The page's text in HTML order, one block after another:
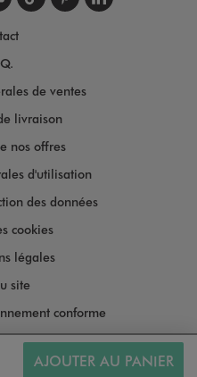
AJOUTER AU PANIER
sur
nous sur
nous sur
nous
Suivez-nous
Suivez-
de ventes
livraison
nos offres
d'utilisation
des données
cookies
légales
site
conforme